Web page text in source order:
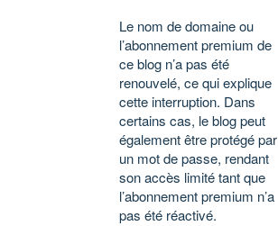
Le nom de domaine ou
l’abonnement premium de
ce blog n’a pas été
renouvelé, ce qui explique
cette interruption. Dans
certains cas, le blog peut
également être protégé par
un mot de passe, rendant
son accès limité tant que
l’abonnement premium n’a
pas été réactivé.